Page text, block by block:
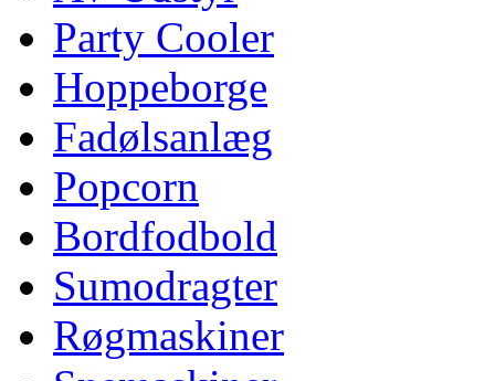
Party Cooler
Hoppeborge
Fadølsanlæg
Popcorn
Bordfodbold
Sumodragter
Røgmaskiner